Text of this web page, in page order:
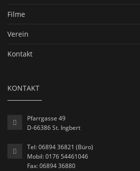
Filme
Verein
Kontakt
KONTAKT
Pfarrgasse 49
D-66386 St. Ingbert
Tel: 06894 36821 (Büro)
Mobil: 0176 54461046
Fax: 06894 36880